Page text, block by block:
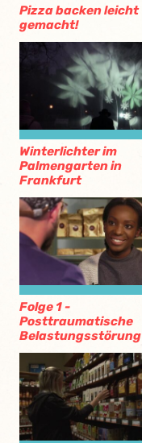
Pizza backen leicht
gemacht!
Winterlichter im
Palmengarten in
Frankfurt
Folge 1 -
Posttraumatische
Belastungsstörung